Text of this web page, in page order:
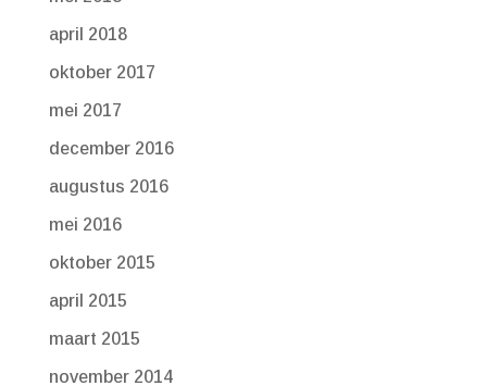
april 2018
oktober 2017
mei 2017
december 2016
augustus 2016
mei 2016
oktober 2015
april 2015
maart 2015
november 2014